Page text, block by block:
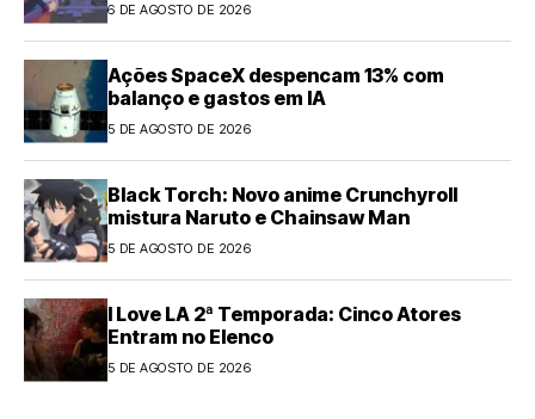
6 DE AGOSTO DE 2026
Ações SpaceX despencam 13% com
balanço e gastos em IA
5 DE AGOSTO DE 2026
Black Torch: Novo anime Crunchyroll
mistura Naruto e Chainsaw Man
5 DE AGOSTO DE 2026
I Love LA 2ª Temporada: Cinco Atores
Entram no Elenco
5 DE AGOSTO DE 2026